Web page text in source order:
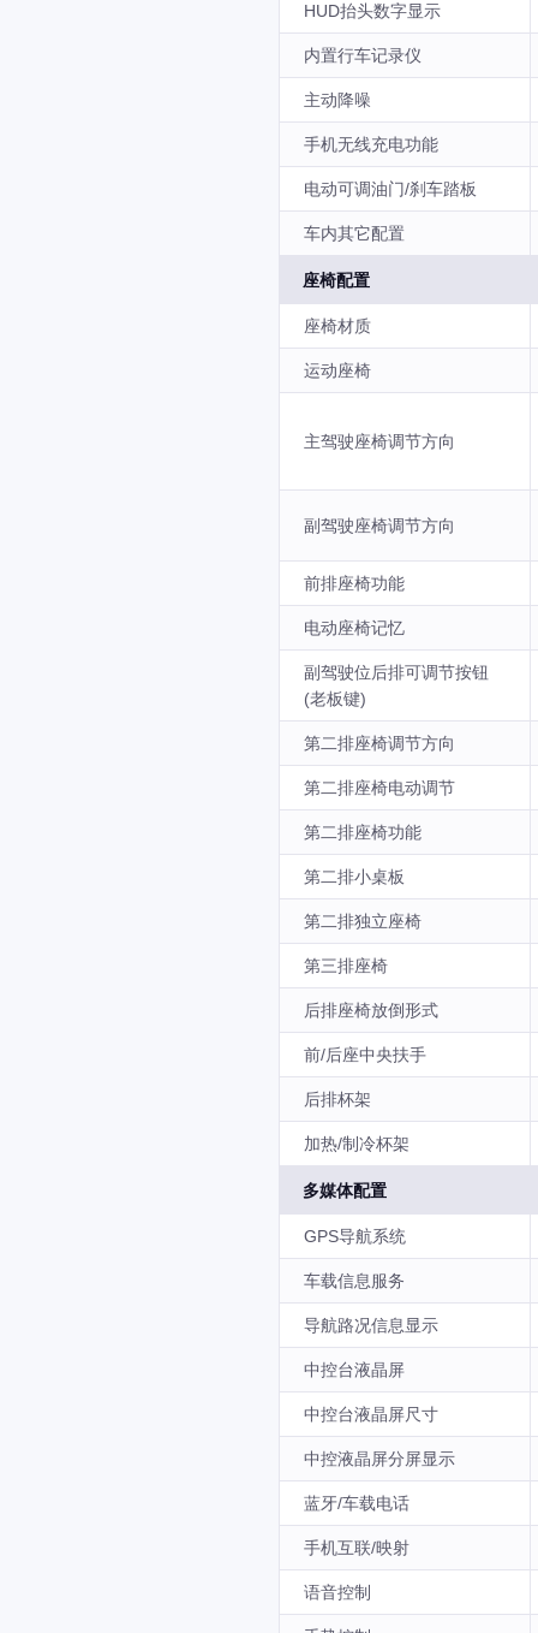
HUD抬头数字显示
内置行车记录仪
主动降噪
手机无线充电功能
电动可调油门/刹车踏板
车内其它配置
座椅配置
座椅材质
运动座椅
主驾驶座椅调节方向
副驾驶座椅调节方向
前排座椅功能
电动座椅记忆
副驾驶位后排可调节按钮
(老板键)
第二排座椅调节方向
第二排座椅电动调节
第二排座椅功能
第二排小桌板
第二排独立座椅
第三排座椅
后排座椅放倒形式
前/后座中央扶手
后排杯架
加热/制冷杯架
多媒体配置
GPS导航系统
车载信息服务
导航路况信息显示
中控台液晶屏
中控台液晶屏尺寸
中控液晶屏分屏显示
蓝牙/车载电话
手机互联/映射
语音控制